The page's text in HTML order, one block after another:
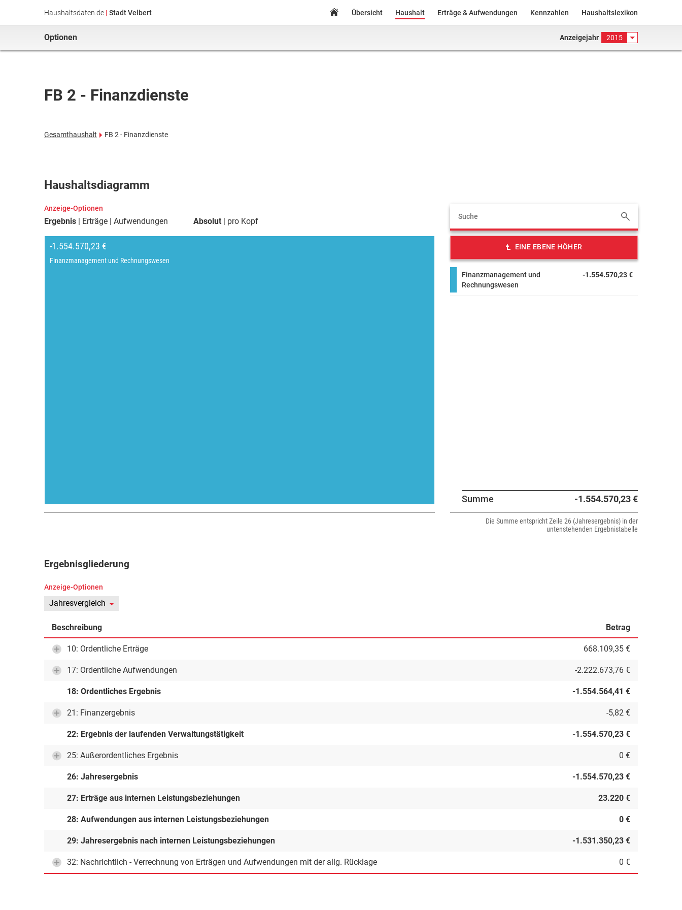
Haushaltsdaten.de | Stadt Velbert Übersicht Haushalt Erträge & Aufwendungen Kennzahlen Haushaltslexikon
Optionen Anzeigejahr 2015
FB 2 - Finanzdienste
Gesamthaushalt FB 2 - Finanzdienste
Haushaltsdiagramm
Anzeige-Optionen
Ergebnis Erträge Aufwendungen Absolut pro Kopf
-1.554.570,23 €
Finanzmanagement und Rechnungswesen
EINE EBENE HÖHER
Finanzmanagement und
Rechnungswesen
-1.554.570,23 €
Summe -1.554.570,23 €
Die Summe entspricht Zeile 26 (Jahresergebnis) in der
untenstehenden Ergebnistabelle
Ergebnisgliederung
Anzeige-Optionen
Jahresvergleich
Beschreibung Betrag
10: Ordentliche Erträge 668.109,35 €
17: Ordentliche Aufwendungen -2.222.673,76 €
18: Ordentliches Ergebnis -1.554.564,41 €
21: Finanzergebnis -5,82 €
22: Ergebnis der laufenden Verwaltungstätigkeit -1.554.570,23 €
25: Außerordentliches Ergebnis 0 €
26: Jahresergebnis -1.554.570,23 €
27: Erträge aus internen Leistungsbeziehungen 23.220 €
28: Aufwendungen aus internen Leistungsbeziehungen 0 €
29: Jahresergebnis nach internen Leistungsbeziehungen -1.531.350,23 €
32: Nachrichtlich - Verrechnung von Erträgen und Aufwendungen mit der allg. Rücklage 0 €